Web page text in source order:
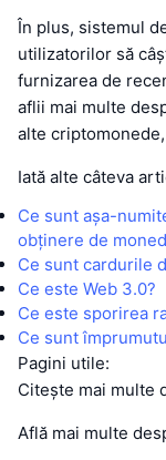
În plus, sistemul
utilizatorilor să
furnizarea de
aflii mai multe
alte
Iată alte câteva
Ce sunt așa-
obținere de
Ce sunt cardurile
Ce este Web 3.0?
Ce este sporirea
Ce sunt
Pagini utile:
Citește mai multe
Află mai multe